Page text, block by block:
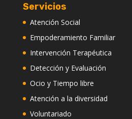
Servicios
Atención Social
Empoderamiento Familiar
Intervención Terapéutica
Detección y Evaluación
Ocio y Tiempo libre
Atención a la diversidad
Voluntariado